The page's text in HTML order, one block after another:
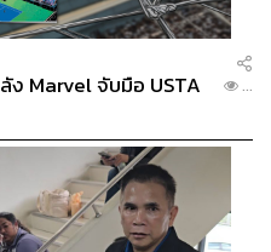
ง Marvel จับมือ USTA
...